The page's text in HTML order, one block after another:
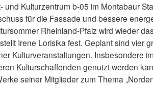
und Kulturzentrum b-05 im Montabaur
für die Fassade und bessere
Rheinland-Pfalz wird wieder
Irene Lorisika fest. Geplant sind vier
Kulturveranstaltungen. Insbesondere
Kulturschaffenden genutzt werden
seiner Mitglieder zum Thema